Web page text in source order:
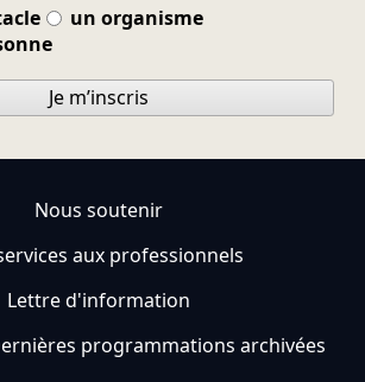
un organisme
Je m’inscris
Nous soutenir
aux professionnels
Lettre d'information
programmations archivées